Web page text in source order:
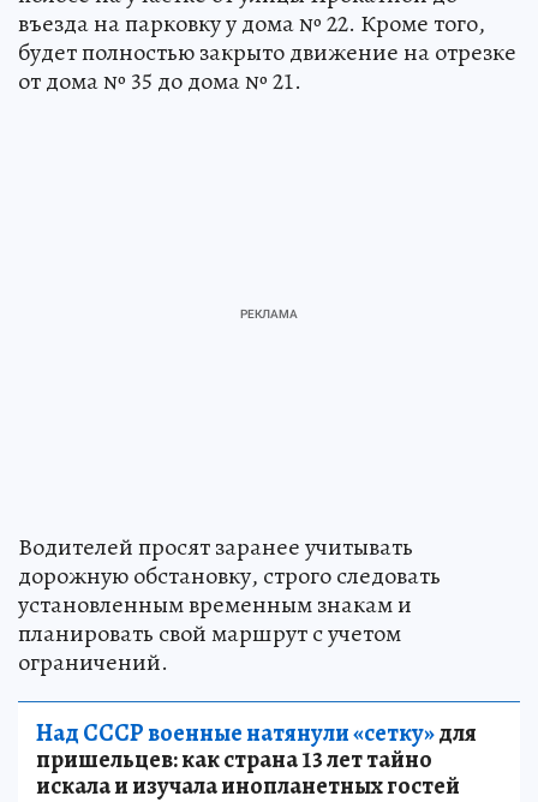
въезда на парковку у дома № 22. Кроме того,
будет полностью закрыто движение на отрезке
от дома № 35 до дома № 21.
Водителей просят заранее учитывать
дорожную обстановку, строго следовать
установленным временным знакам и
планировать свой маршрут с учетом
ограничений.
Над СССР военные натянули «сетку»для
пришельцев: как страна 13 лет тайно
искала и изучала инопланетных гостей